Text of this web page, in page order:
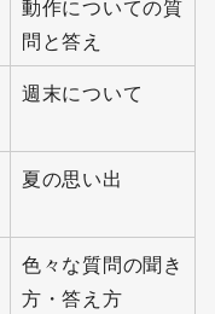
動作についての質
問と答え
週末について
夏の思い出
色々な質問の聞き
方・答え方